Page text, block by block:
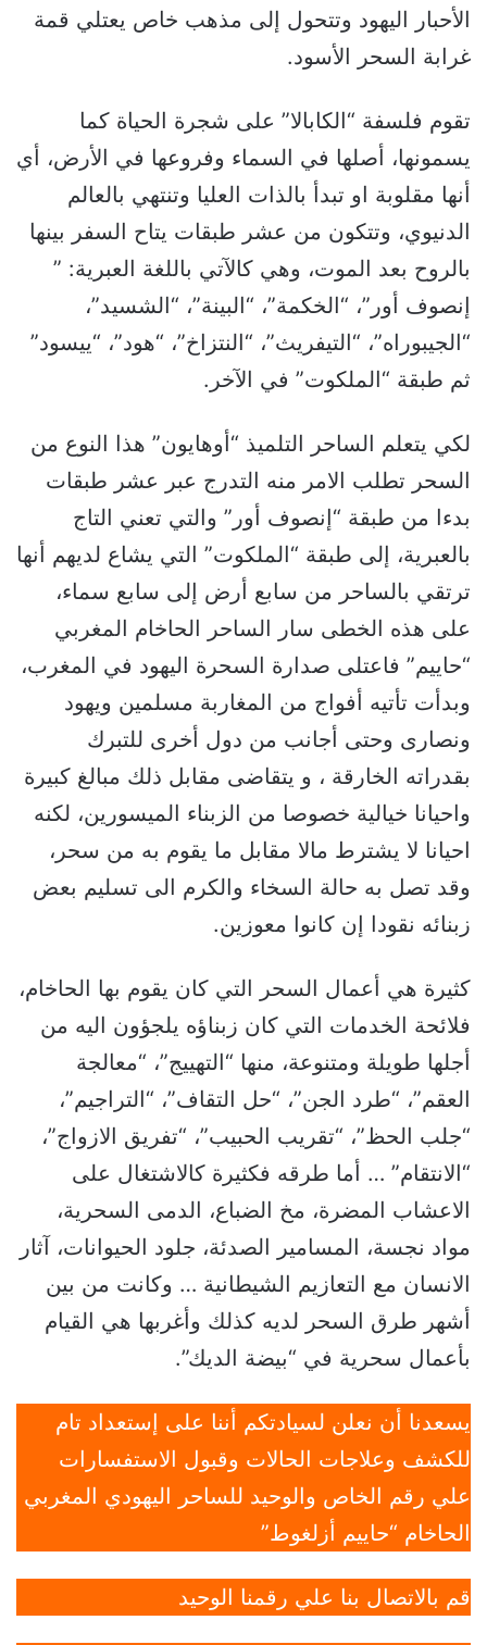
الأحبار اليهود وتتحول إلى مذهب خاص يعتلي قمة
غرابة السحر الأسود.
تقوم فلسفة “الكابالا” على شجرة الحياة كما
يسمونها، أصلها في السماء وفروعها في الأرض، أي
أنها مقلوبة او تبدأ بالذات العليا وتنتهي بالعالم
الدنيوي، وتتكون من عشر طبقات يتاح السفر بينها
بالروح بعد الموت، وهي كالآتي باللغة العبرية: ”
إنصوف أور”، “الخكمة”، “البينة”، “الشسيد”،
“الجيبوراه”، “التيفريث”، “النتزاخ”، “هود”، “ييسود”
ثم طبقة “الملكوت” في الآخر.
لكي يتعلم الساحر التلميذ “أوهايون” هذا النوع من
السحر تطلب الامر منه التدرج عبر عشر طبقات
بدءا من طبقة “إنصوف أور” والتي تعني التاج
بالعبرية، إلى طبقة “الملكوت” التي يشاع لديهم أنها
ترتقي بالساحر من سابع أرض إلى سابع سماء،
على هذه الخطى سار الساحر الحاخام المغربي
“حاييم” فاعتلى صدارة السحرة اليهود في المغرب،
وبدأت تأتيه أفواج من المغاربة مسلمين ويهود
ونصارى وحتى أجانب من دول أخرى للتبرك
بقدراته الخارقة ، و يتقاضى مقابل ذلك مبالغ كبيرة
واحيانا خيالية خصوصا من الزبناء الميسورين، لكنه
احيانا لا يشترط مالا مقابل ما يقوم به من سحر،
وقد تصل به حالة السخاء والكرم الى تسليم بعض
زبنائه نقودا إن كانوا معوزين.
كثيرة هي أعمال السحر التي كان يقوم بها الحاخام،
فلائحة الخدمات التي كان زبناؤه يلجؤون اليه من
أجلها طويلة ومتنوعة، منها “التهييج”، “معالجة
العقم”، “طرد الجن”، “حل التقاف”، “التراجيم”،
“جلب الحظ”، “تقريب الحبيب”، “تفريق الازواج”،
“الانتقام” … أما طرقه فكثيرة كالاشتغال على
الاعشاب المضرة، مخ الضباع، الدمى السحرية،
مواد نجسة، المسامير الصدئة، جلود الحيوانات، آثار
الانسان مع التعازيم الشيطانية … وكانت من بين
أشهر طرق السحر لديه كذلك وأغربها هي القيام
بأعمال سحرية في “بيضة الديك”.
يسعدنا أن نعلن لسيادتكم أننا على إستعداد تام
للكشف وعلاجات الحالات وقبول الاستفسارات
علي رقم الخاص والوحيد للساحر اليهودي المغربي
الحاخام “حاييم أزلغوط”
قم بالاتصال بنا علي رقمنا الوحيد